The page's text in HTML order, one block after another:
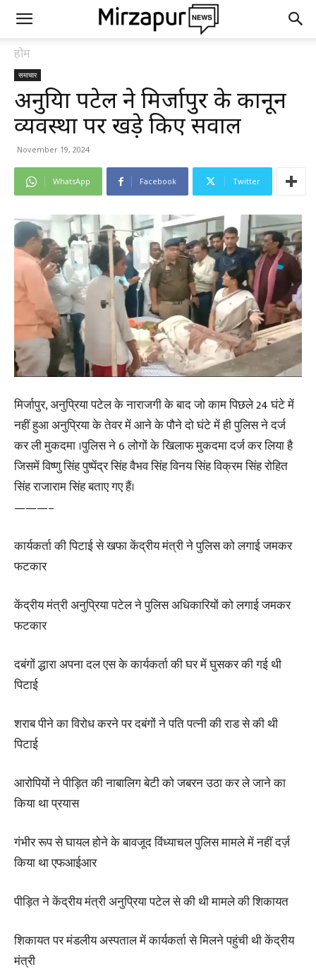
होम
समाचार
अनुप्रिया पटेल ने मिर्जापुर के कानून
व्यवस्था पर खड़े किए सवाल
November 19, 2024
WhatsApp Facebook Twitter
मिर्जापुर, अनुप्रिया पटेल के नाराजगी के बाद जो काम पिछले 24 घंटे में
नहीं हुआ अनुप्रिया के तेवर में आने के पौने दो घंटे में ही पुलिस ने दर्ज
कर ली मुकदमा ।पुलिस ने 6 लोगों के खिलाफ मुकदमा दर्ज कर लिया है
जिसमें विष्णु सिंह पुष्पेंद्र सिंह वैभव सिंह विनय सिंह विक्रम सिंह रोहित
सिंह राजाराम सिंह बताए गए हैं।
———–
कार्यकर्ता की पिटाई से खफा केंद्रीय मंत्री ने पुलिस को लगाई जमकर
फटकार
केंद्रीय मंत्री अनुप्रिया पटेल ने पुलिस अधिकारियों को लगाई जमकर
फटकार
दबंगों द्धारा अपना दल एस के कार्यकर्ता की घर में घुसकर की गई थी
पिटाई
शराब पीने का विरोध करने पर दबंगों ने पति पत्नी की राड से की थी
पिटाई
आरोपियों ने पीड़ित की नाबालिग बेटी को जबरन उठा कर ले जाने का
किया था प्रयास
गंभीर रूप से घायल होने के बावजूद विंध्याचल पुलिस मामले में नहीं दर्ज़
किया था एफआईआर
पीड़ित ने केंद्रीय मंत्री अनुप्रिया पटेल से की थी मामले की शिकायत
शिकायत पर मंडलीय अस्पताल में कार्यकर्ता से मिलने पहुंची थी केंद्रीय
मंत्री